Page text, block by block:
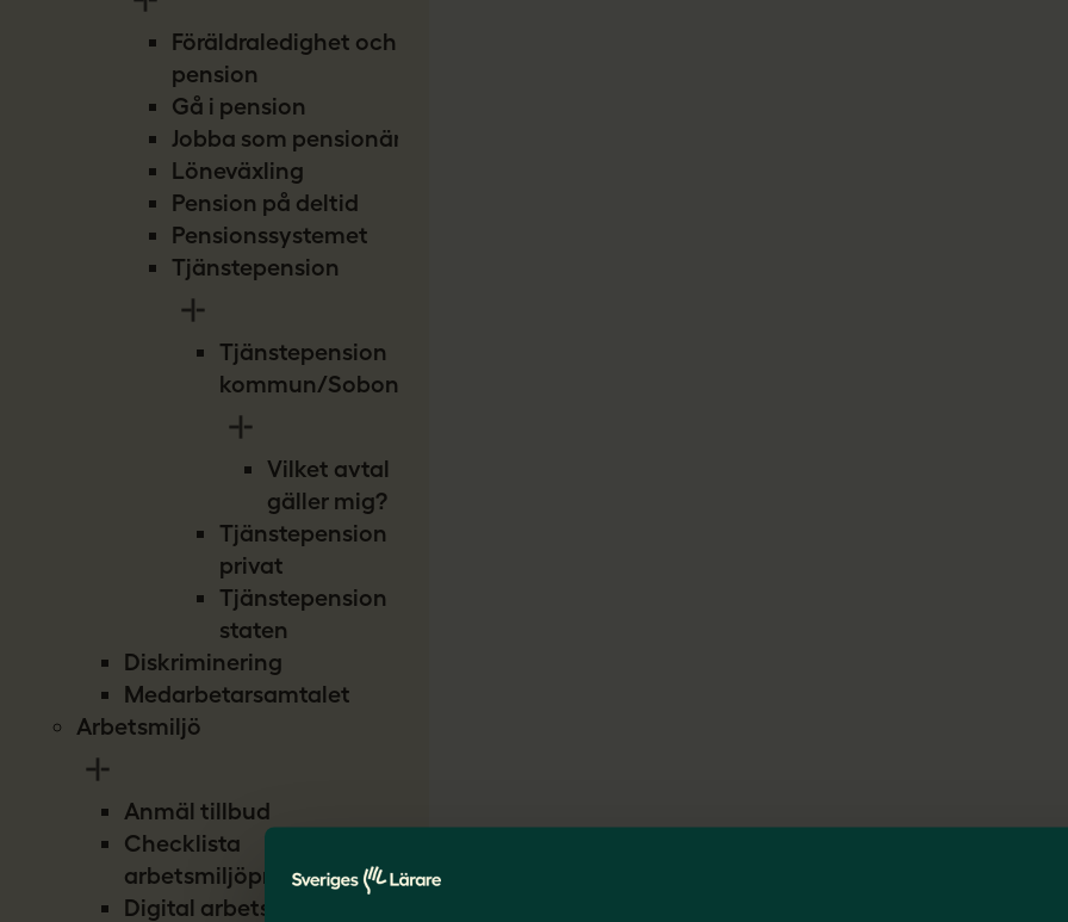
Föräldraledighet och
pension
Gå i pension
Jobba som pensionär
Löneväxling
Pension på deltid
Pensionssystemet
Tjänstepension
Tjänstepension
kommun/Sobona
Vilket avtal
gäller mig?
Tjänstepension
privat
Tjänstepension
staten
Diskriminering
Medarbetarsamtalet
Arbetsmiljö
Anmäl tillbud
Checklista
arbetsmiljöproblem
Digital arbetsmiljö